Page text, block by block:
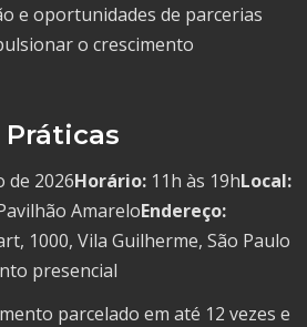
e oportunidades de parcerias
o crescimento
de 2026Horário: 11h às 19hLocal:
AmareloEndereço:
1000, Vila Guilherme, São Paulo
presencial
parcelado em até 12 vezes e